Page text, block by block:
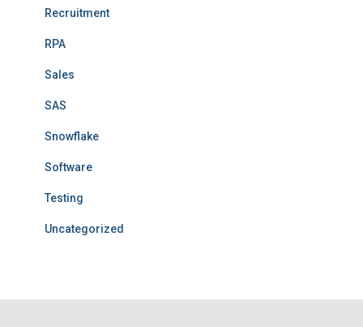
Recruitment
RPA
Sales
SAS
Snowflake
Software
Testing
Uncategorized